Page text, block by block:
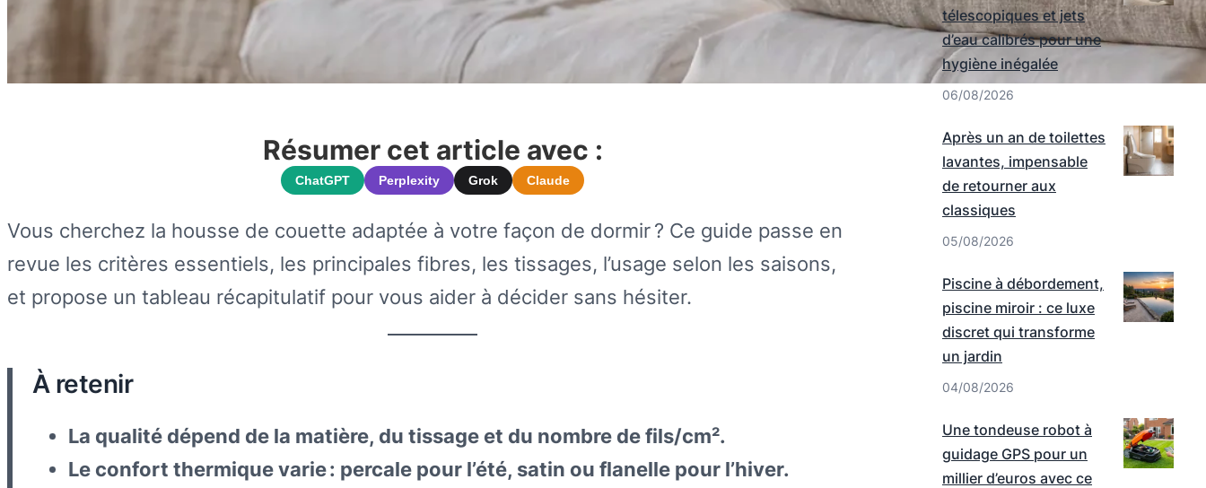
Résumer cet article avec :
ChatGPT Perplexity Grok Claude
Vous cherchez la housse de couette adaptée à votre façon de dormir ? Ce guide passe en
revue les critères essentiels, les principales fibres, les tissages, l’usage selon les saisons,
et propose un tableau récapitulatif pour vous aider à décider sans hésiter.
À retenir
La qualité dépend de la matière, du tissage et du nombre de fils/cm².
Le confort thermique varie : percale pour l’été, satin ou flanelle pour l’hiver.
télescopiques et jets
d’eau calibrés pour une
hygiène inégalée
06/08/2026
Après un an de toilettes
lavantes, impensable
de retourner aux
classiques
05/08/2026
Piscine à débordement,
piscine miroir : ce luxe
discret qui transforme
un jardin
04/08/2026
Une tondeuse robot à
guidage GPS pour un
millier d’euros avec ce